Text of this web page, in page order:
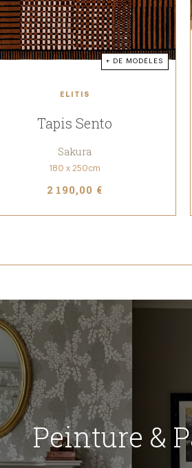
+ DE MODÈLES
ELITIS
Tapis Sento
Sakura
180 x 250cm
2 190,00 €
Peinture &